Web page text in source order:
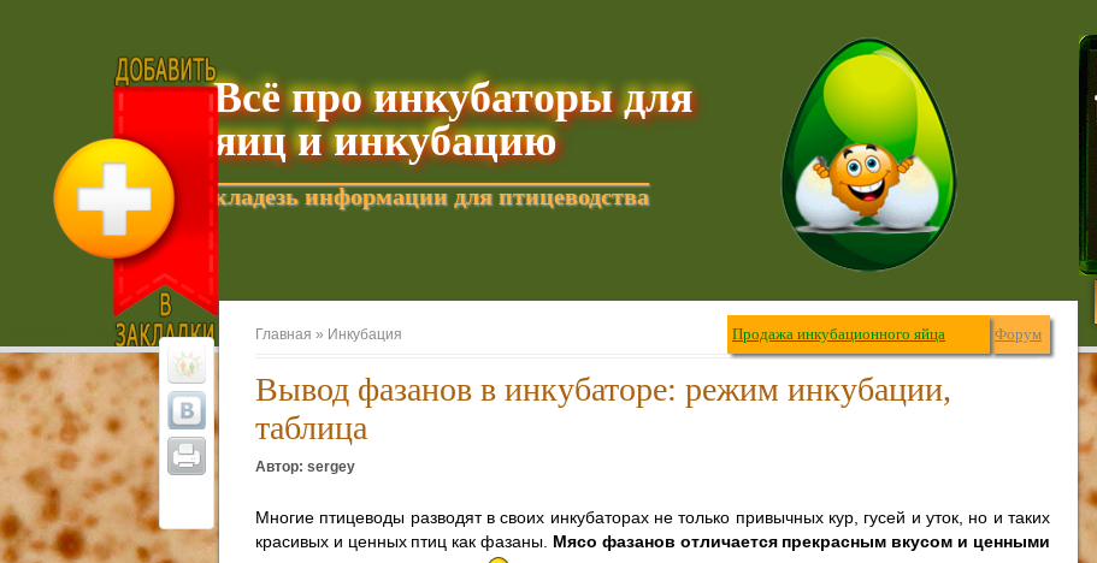
Всё про инкубаторы для
яиц и инкубацию
кладезь информации для птицеводства
Добавить текущую страницу в Избранное Форум
Продажа инкубационного яйца
Главная » Инкубация
Вывод фазанов в инкубаторе: режим инкубации,
таблица
Автор: sergey
Многие птицеводы разводят в своих инкубаторах не только привычных кур, гусей и уток, но и таких
красивых и ценных птиц как фазаны. Мясо фазанов отличается прекрасным вкусом и ценными